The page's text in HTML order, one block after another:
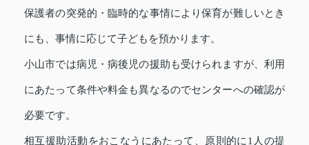
保護者の突発的・臨時的な事情により保育が難しいとき
にも、事情に応じて子どもを預かります。
小山市では病児・病後児の援助も受けられますが、利用
にあたって条件や料金も異なるのでセンターへの確認が
必要です。
相互援助活動をおこなうにあたって、原則的に1人の提